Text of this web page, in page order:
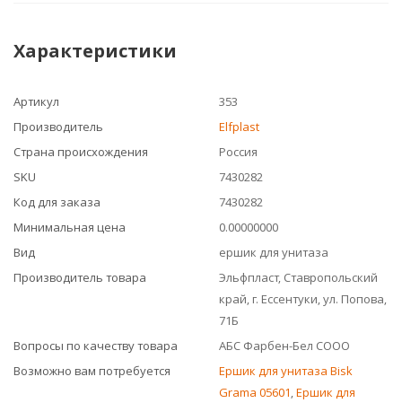
Характеристики
Артикул
353
Производитель
Elfplast
Страна происхождения
Россия
SKU
7430282
Код для заказа
7430282
Минимальная цена
0.00000000
Вид
ершик для унитаза
Производитель товара
Эльфпласт, Ставропольский
край, г. Ессентуки, ул. Попова,
71Б
Вопросы по качеству товара
АБС Фарбен-Бел СООО
Возможно вам потребуется
Ершик для унитаза Bisk
Grama 05601,Ершик для